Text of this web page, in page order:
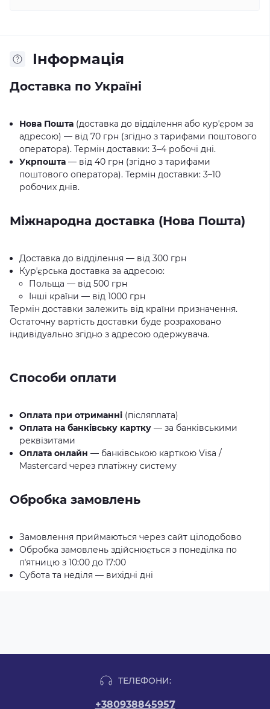
Iнформація
Доставка по Україні
Нова Пошта (доставка до відділення або курʼєром за
адресою) — від 70 грн (згідно з тарифами поштового
оператора). Термін доставки: 3–4 робочі дні.
Укрпошта — від 40 грн (згідно з тарифами
поштового оператора). Термін доставки: 3–10
робочих днів.
Міжнародна доставка (Нова Пошта)
Доставка до відділення — від 300 грн
Курʼєрська доставка за адресою:
Польща — від 500 грн
Інші країни — від 1000 грн
Термін доставки залежить від країни призначення.
Остаточну вартість доставки буде розраховано
індивідуально згідно з адресою одержувача.
Способи оплати
Оплата при отриманні (післяплата)
Оплата на банківську картку — за банківськими
реквізитами
Оплата онлайн — банківською карткою Visa /
Mastercard через платіжну систему
Обробка замовлень
Замовлення приймаються через сайт цілодобово
Обробка замовлень здійснюється з понеділка по
пʼятницю з 10:00 до 17:00
Субота та неділя — вихідні дні
ТЕЛЕФОНИ:
+380938845957